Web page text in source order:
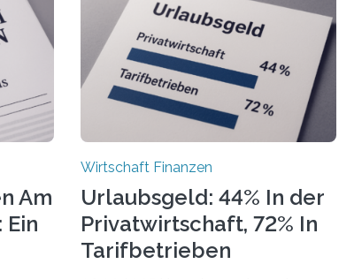
Am
Ein
Wirtschaft Finanzen
Urlaubsgeld: 44% In der
Privatwirtschaft, 72% In
Tarifbetrieben